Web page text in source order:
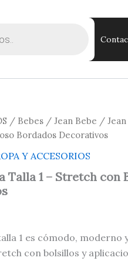
/ Bebes /Jean Bebe / Jean
Bordados Decorativos
Y ACCESORIOS
Talla 1 – Stretch
1 es cómodo, moderno
con bolsillos y